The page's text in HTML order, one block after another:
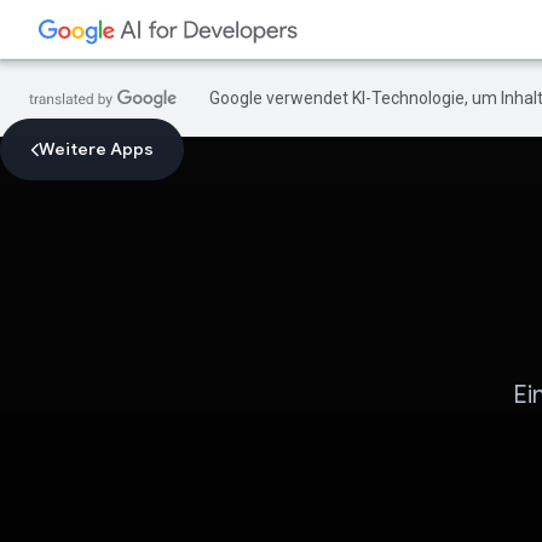
Google verwendet KI-Technologie, um
Weitere Apps